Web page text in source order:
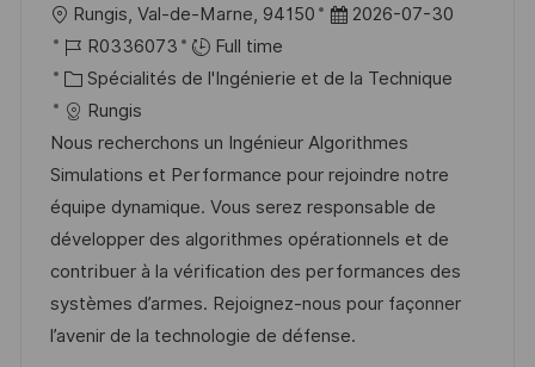
g
s
e
o
c
a
l
i
s
a
t
i
o
Rungis, Val-de-Marne, 94150
D
t
d
’
a
f
f
i
c
2026-07-30
R
é
f
é
r
e
n
c
e
d
R0336073
Full time
C
a
t
é
g
o
r
i
e
Spécialités de l'Ingénierie et de la Technique
Rungis
Nous recherchons un Ingénieur Algorithmes
Simulations et Performance pour rejoindre notre
équipe dynamique. Vous serez responsable de
développer des algorithmes opérationnels et de
contribuer à la vérification des performances des
systèmes d’armes. Rejoignez-nous pour façonner
l’avenir de la technologie de défense.